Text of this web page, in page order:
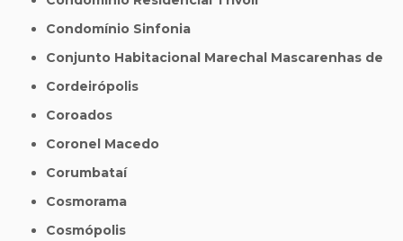
Condomínio Sinfonia
Conjunto Habitacional Marechal Mascarenhas de
Cordeirópolis
Coroados
Coronel Macedo
Corumbataí
Cosmorama
Cosmópolis